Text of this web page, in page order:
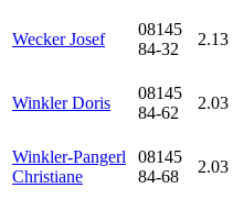
Wecker Josef
08145
84-32
2.13
Winkler Doris
08145
84-62
2.03
Winkler-Pangerl
Christiane
08145
84-68
2.03